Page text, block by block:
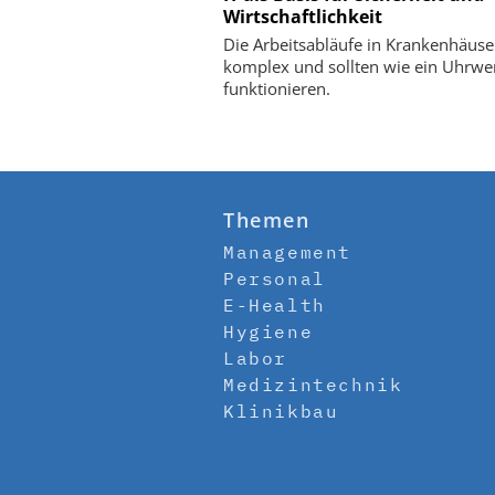
Wirtschaftlichkeit
Die Arbeitsabläufe in
komplex und sollten wie ein
funktionieren.
Themen
Management
Personal
E-Health
Hygiene
Labor
Medizintechnik
Klinikbau